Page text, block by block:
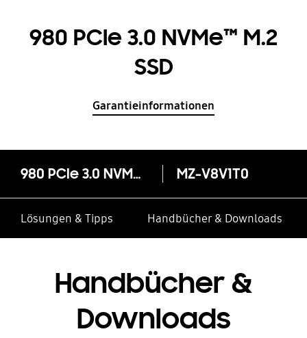
980 PCIe 3.0 NVMe™ M.2
SSD
Garantieinformationen
980 PCIe 3.0 NVMe™ M.2 SSD MZ-V8V1T0
Lösungen & Tipps Handbücher & Downloads
Handbücher &
Downloads